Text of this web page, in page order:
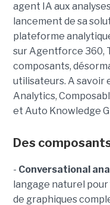
agent IA aux
lancement de sa
plateforme
sur Agentforce 360,
composants,
utilisateurs. A savoir
Analytics,
et Auto Knowledge
Des
- Conversational
langage naturel
de graphiques